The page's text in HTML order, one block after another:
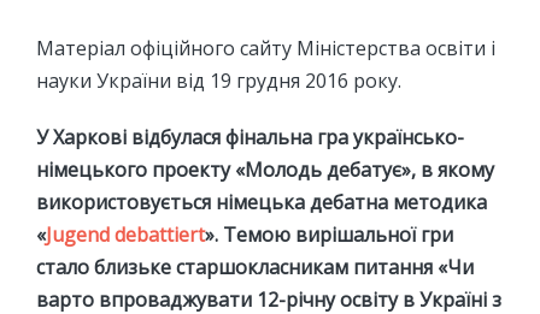
Матеріал офіційного сайту Міністерства освіти і
науки України від 19 грудня 2016 року.
У Харкові відбулася фінальна гра українсько-
німецького проекту «Молодь дебатує», в якому
використовується німецька дебатна методика
«Jugend debattiert». Темою вирішальної гри
стало близьке старшокласникам питання «Чи
варто впроваджувати 12-річну освіту в Україні з